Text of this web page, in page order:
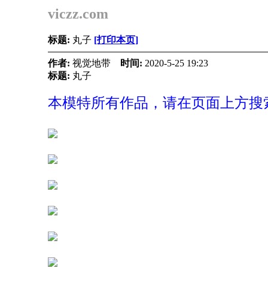
viczz.com
标题: 丸子 [打印本页]
作者: 视觉地带 时间: 2020-5-25 19:23
标题: 丸子
本模特所有作品，请在页面上方搜